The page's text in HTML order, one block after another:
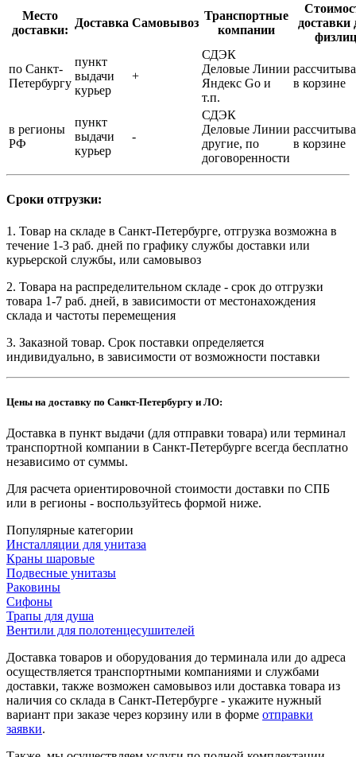
Место
доставки:
Доставка Самовывоз
Транспортные
компании
доставки
физлиц
по Санкт-
Петербургу
пункт
выдачи
курьер
+
СДЭК
Деловые Линии
Яндекс Go и
т.п.
в корзине
в регионы
РФ
пункт
выдачи
курьер
-
СДЭК
Деловые Линии
другие, по
договоренности
в корзине
Сроки отгрузки:
1. Товар на складе в Санкт-Петербурге, отгрузка возможна в
течение 1-3 раб. дней по графику службы доставки или
курьерской службы, или самовывоз
2. Товара на распределительном складе - срок до отгрузки
товара 1-7 раб. дней, в зависимости от местонахождения
склада и частоты перемещения
3. Заказной товар. Срок поставки определяется
индивидуально, в зависимости от возможности поставки
Цены на доставку по Санкт-Петербургу и ЛО:
Доставка в пункт выдачи (для отправки товара) или терминал
транспортной компании в Санкт-Петербурге всегда бесплатно
независимо от суммы.
Для расчета ориентировочной стоимости доставки по СПБ
или в регионы - воспользуйтесь формой ниже.
Популярные категории
Инсталляции для унитаза
Краны шаровые
Подвесные унитазы
Раковины
Сифоны
Трапы для душа
Вентили для полотенцесушителей
Доставка товаров и оборудования до терминала или до адреса
осуществляется транспортными компаниями и службами
доставки, также возможен самовывоз или доставка товара из
наличия со склада в Санкт-Петербурге - укажите нужный
вариант при заказе через корзину или в форме отправки
заявки.